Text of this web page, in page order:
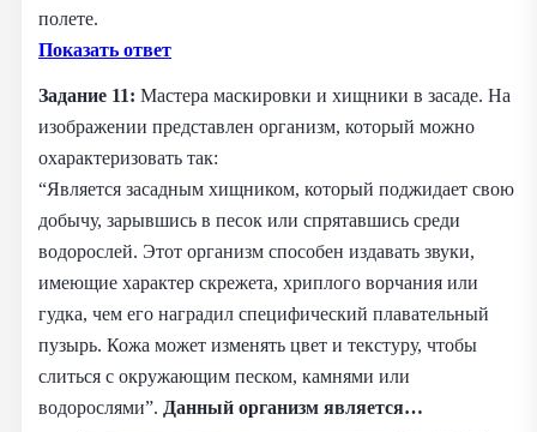
полете.
Показать ответ
Задание 11: Мастера маскировки и хищники в засаде. На
изображении представлен организм, который можно
охарактеризовать так:
“Является засадным хищником, который поджидает свою
добычу, зарывшись в песок или спрятавшись среди
водорослей. Этот организм способен издавать звуки,
имеющие характер скрежета, хриплого ворчания или
гудка, чем его наградил специфический плавательный
пузырь. Кожа может изменять цвет и текстуру, чтобы
слиться с окружающим песком, камнями или
водорослями”. Данный организм является…